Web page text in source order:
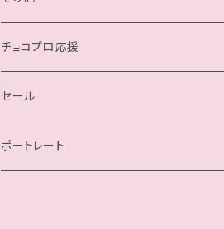
四ツ葉ミヤ
沙也加
瀬戸ノノカ
我闘雲舞／Gatoh Move
チョコプロ応援
セール
ポートレート